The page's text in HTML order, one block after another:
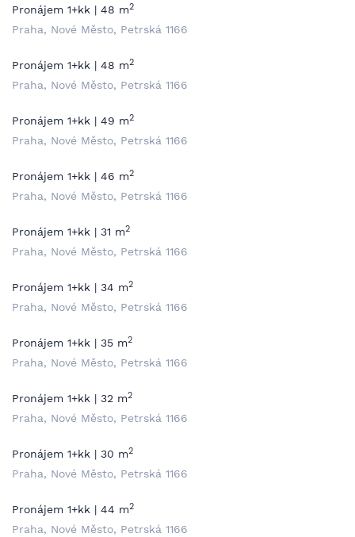
Pronájem 1+kk | 48 m2
Praha, Nové Město, Petrská 1166
Pronájem 1+kk | 48 m2
Praha, Nové Město, Petrská 1166
Pronájem 1+kk | 49 m2
Praha, Nové Město, Petrská 1166
Pronájem 1+kk | 46 m2
Praha, Nové Město, Petrská 1166
Pronájem 1+kk | 31 m2
Praha, Nové Město, Petrská 1166
Pronájem 1+kk | 34 m2
Praha, Nové Město, Petrská 1166
Pronájem 1+kk | 35 m2
Praha, Nové Město, Petrská 1166
Pronájem 1+kk | 32 m2
Praha, Nové Město, Petrská 1166
Pronájem 1+kk | 30 m2
Praha, Nové Město, Petrská 1166
Pronájem 1+kk | 44 m2
Praha, Nové Město, Petrská 1166